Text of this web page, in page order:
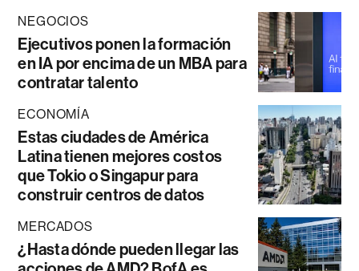
NEGOCIOS
Ejecutivos ponen la formación
en IA por encima de un MBA para
contratar talento
ECONOMÍA
Estas ciudades de América
Latina tienen mejores costos
que Tokio o Singapur para
construir centros de datos
MERCADOS
¿Hasta dónde pueden llegar las